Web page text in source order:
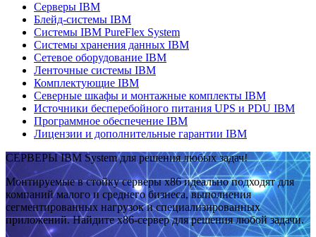
Серверы IBM
Блейд-системы IBM
Системы IBM PureFlex System
Системы хранения данных IBM
Сетевое оборудование IBM
Ленточные системы IBM
Комплектующие IBM
Северные шкафы и монтажные комплекты IBM
Источники бесперебойного питания UPS и PDU IBM
Программное обеспечение IBM
Лицензии и дополнительные гарантии IBM
СЕРВЕРЫ IBM System для решения любых задач!
Монтируемые в стойку серверы x86 идеально подходят для
компаний малого и среднего бизнеса, выполнения
сегментированных нагрузок и специализированных
приложений. Найдите x86-сервер для решения любой задачи.